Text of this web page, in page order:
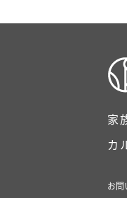
家
カ
お問